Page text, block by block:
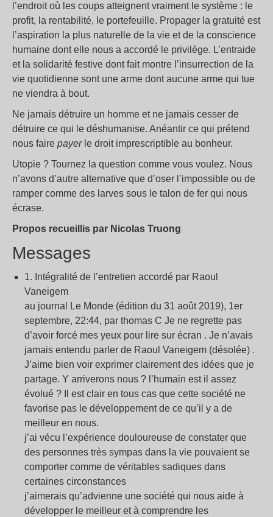
l’endroit où les coups atteignent vraiment le système : le
profit, la rentabilité, le portefeuille. Propager la gratuité est
l’aspiration la plus naturelle de la vie et de la conscience
humaine dont elle nous a accordé le privilège. L’entraide
et la solidarité festive dont fait montre l’insurrection de la
vie quotidienne sont une arme dont aucune arme qui tue
ne viendra à bout.
Ne jamais détruire un homme et ne jamais cesser de
détruire ce qui le déshumanise. Anéantir ce qui prétend
nous faire payerle droit imprescriptible au bonheur.
Utopie ? Tournez la question comme vous voulez. Nous
n’avons d’autre alternative que d’oser l’impossible ou de
ramper comme des larves sous le talon de fer qui nous
écrase.
Propos recueillis par Nicolas Truong
Messages
1. Intégralité de l’entretien accordé par Raoul
Vaneigem
au journal Le Monde (édition du 31 août 2019), 1er
septembre, 22:44, par thomas C Je ne regrette pas
d’avoir forcé mes yeux pour lire sur écran . Je n’avais
jamais entendu parler de Raoul Vaneigem (désolée) .
J’aime bien voir exprimer clairement des idées que je
partage. Y arriverons nous ? l’humain est il assez
évolué ? Il est clair en tous cas que cette société ne
favorise pas le développement de ce qu’il y a de
meilleur en nous.
j’ai vécu l’expérience douloureuse de constater que
des personnes très sympas dans la vie pouvaient se
comporter comme de véritables sadiques dans
certaines circonstances
j’aimerais qu’advienne une société qui nous aide à
développer le meilleur et à comprendre les